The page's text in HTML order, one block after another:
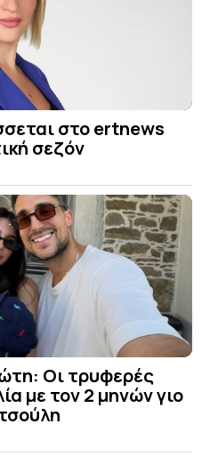
στο ertnews
σεζόν
Οι τρυφερές
με τον 2 μηνών γιο